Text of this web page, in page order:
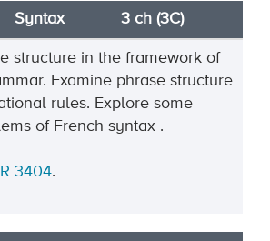
Syntax 3 ch (3C)
structure in the framework of
Examine phrase structure
rules. Explore some
of French syntax .
3404.